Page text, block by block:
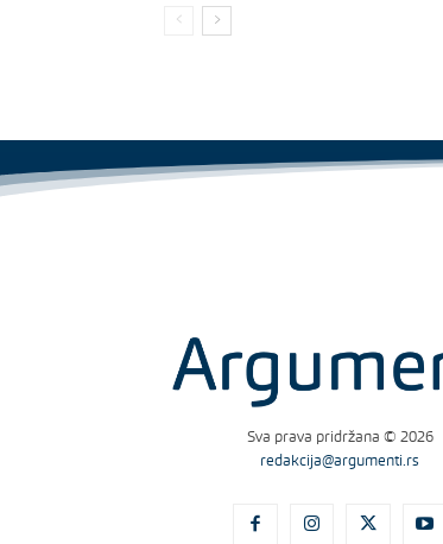
Sva prava pridržana © 2026
redakcija@argumenti.rs